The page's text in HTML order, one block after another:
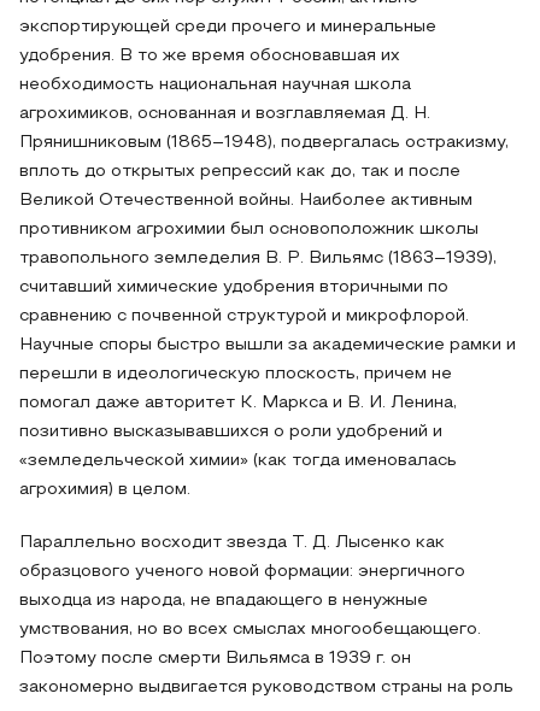
экспортирующей среди прочего и минеральные
удобрения. В то же время обосновавшая их
необходимость национальная научная школа
агрохимиков, основанная и возглавляемая Д. Н.
Прянишниковым (1865–1948), подвергалась остракизму,
вплоть до открытых репрессий как до, так и после
Великой Отечественной войны. Наиболее активным
противником агрохимии был основоположник школы
травопольного земледелия В. Р. Вильямс (1863–1939),
считавший химические удобрения вторичными по
сравнению с почвенной структурой и микрофлорой.
Научные споры быстро вышли за академические рамки и
перешли в идеологическую плоскость, причем не
помогал даже авторитет К. Маркса и В. И. Ленина,
позитивно высказывавшихся о роли удобрений и
«земледельческой химии» (как тогда именовалась
агрохимия) в целом.
Параллельно восходит звезда Т. Д. Лысенко как
образцового ученого новой формации: энергичного
выходца из народа, не впадающего в ненужные
умствования, но во всех смыслах многообещающего.
Поэтому после смерти Вильямса в 1939 г. он
закономерно выдвигается руководством страны на роль